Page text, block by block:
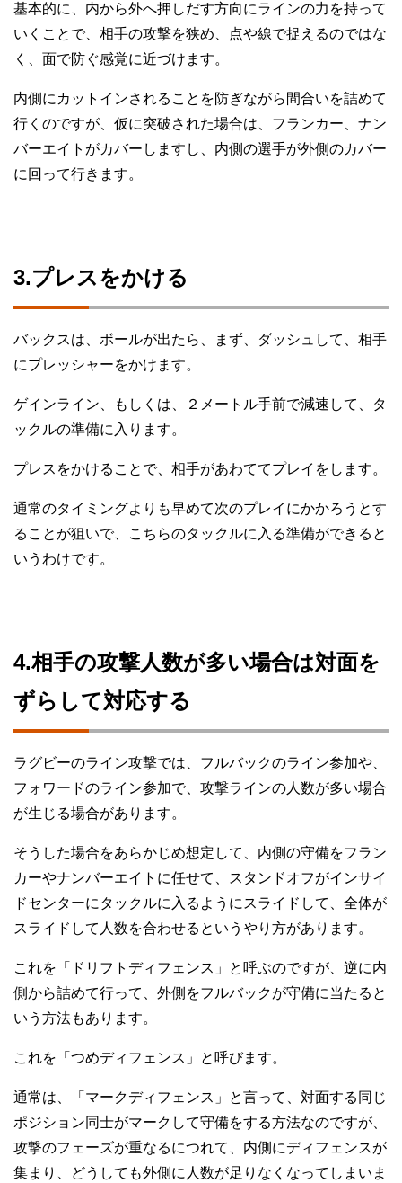
基本的に、内から外へ押しだす方向にラインの力を持って
いくことで、相手の攻撃を狭め、点や線で捉えるのではな
く、面で防ぐ感覚に近づけます。
内側にカットインされることを防ぎながら間合いを詰めて
行くのですが、仮に突破された場合は、フランカー、ナン
バーエイトがカバーしますし、内側の選手が外側のカバー
に回って行きます。
3.プレスをかける
バックスは、ボールが出たら、まず、ダッシュして、相手
にプレッシャーをかけます。
ゲインライン、もしくは、２メートル手前で減速して、タ
ックルの準備に入ります。
プレスをかけることで、相手があわててプレイをします。
通常のタイミングよりも早めて次のプレイにかかろうとす
ることが狙いで、こちらのタックルに入る準備ができると
いうわけです。
4.相手の攻撃人数が多い場合は対面を
ずらして対応する
ラグビーのライン攻撃では、フルバックのライン参加や、
フォワードのライン参加で、攻撃ラインの人数が多い場合
が生じる場合があります。
そうした場合をあらかじめ想定して、内側の守備をフラン
カーやナンバーエイトに任せて、スタンドオフがインサイ
ドセンターにタックルに入るようにスライドして、全体が
スライドして人数を合わせるというやり方があります。
これを「ドリフトディフェンス」と呼ぶのですが、逆に内
側から詰めて行って、外側をフルバックが守備に当たると
いう方法もあります。
これを「つめディフェンス」と呼びます。
通常は、「マークディフェンス」と言って、対面する同じ
ポジション同士がマークして守備をする方法なのですが、
攻撃のフェーズが重なるにつれて、内側にディフェンスが
集まり、どうしても外側に人数が足りなくなってしまいま